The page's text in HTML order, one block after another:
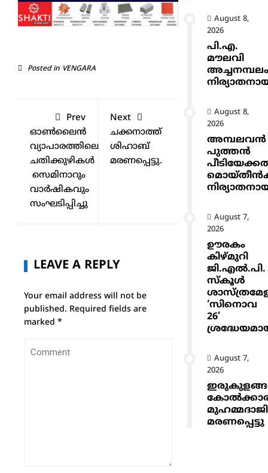
Posted in VENGARA
Prev
ഓൺലൈൻ
വ്യാപാരത്തിലെ
ചതിക്കുഴികൾ
സെമിനാറും
വാർഷികവും
സംഘടിപ്പിച്ചു
Next
ചക്കനാത്ത്
ശിഹാബ്
മരണപ്പെട്ടു.
LEAVE A REPLY
Your email address will not be
published. Required fields are
marked *
August 8,
2026
പി.എ.
മൗലവി
August 8,
2026
അമ്പലവൻ
പുത്തൻ
August 7,
2026
ഊരകം
കിഴ്മുറി
ജി.എൽ.പി.
സ്കൂൾ
‘സിനൊവ
26’
August 7,
2026
മുഹമ്മദാജി
മരണപ്പെട്ടു